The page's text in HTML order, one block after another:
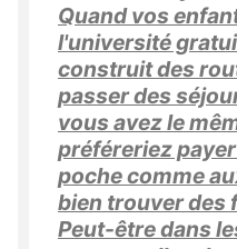
Quand vos
l'université
construit des
passer des
vous avez le
préféreriez
poche comme
bien trouver des
Peut-être dans